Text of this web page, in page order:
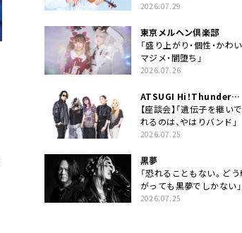
2026.07.29
東京メルヘン倶楽部
「盛り上がり・個性・かわい
マジメ・闇堕ち」
2026.07.26
ATSUGI Hi！Thunder
Rock Festival
【座談会】「遺伝子を継い
れるのは、やはりバンド」
2026.07.25
黒夢
「恐れることもない。ど
がっても黒夢でしかない」
2026.07.25